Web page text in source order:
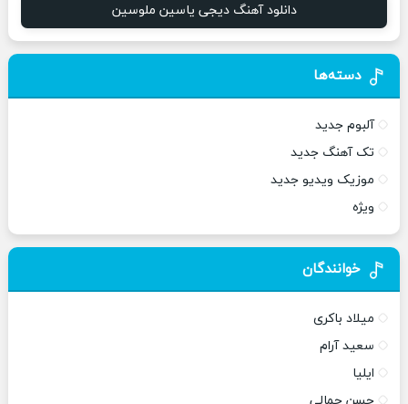
دانلود آهنگ دیجی یاسین ملوسین
دسته‌ها
آلبوم جدید
تک آهنگ جدید
موزیک ویدیو جدید
ویژه
خوانندگان
میلاد باکری
سعید آرام
ایلیا